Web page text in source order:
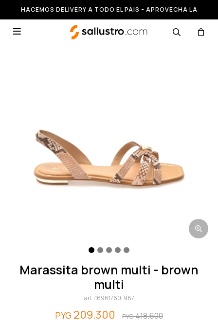
HACEMOS DELIVERY A TODO EL PAIS - APROVECHA LA
RUNNING HASTA 50% OFF

marassita brown multi - brown
multi
16961760-967
PYG 209.300 PYG418.600